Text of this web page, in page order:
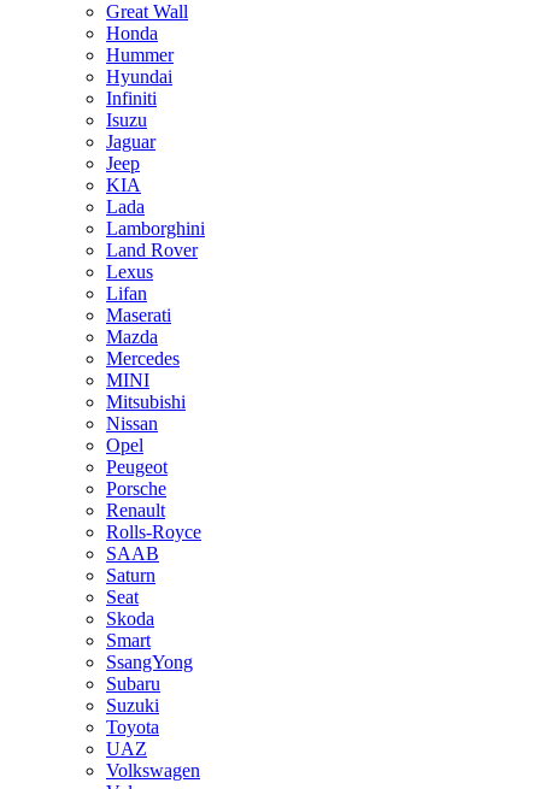
Great Wall
Honda
Hummer
Hyundai
Infiniti
Isuzu
Jaguar
Jeep
KIA
Lada
Lamborghini
Land Rover
Lexus
Lifan
Maserati
Mazda
Mercedes
MINI
Mitsubishi
Nissan
Opel
Peugeot
Porsche
Renault
Rolls-Royce
SAAB
Saturn
Seat
Skoda
Smart
SsangYong
Subaru
Suzuki
Toyota
UAZ
Volkswagen